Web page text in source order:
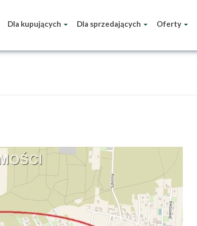
Dla kupujących Dla sprzedających Oferty